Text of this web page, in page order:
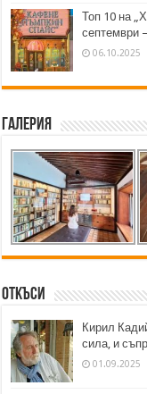
Топ 10 на
септември
06.10.2025
Галерия
Откъси
Кирил
сила, и
01.09.2025